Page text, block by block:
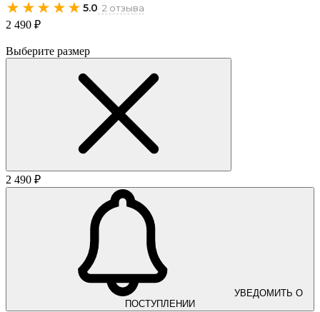
★★★★★ 5.0· 2 отзыва
2 490 ₽
Выберите размер
2 490 ₽
УВЕДОМИТЬ О
ПОСТУПЛЕНИИ